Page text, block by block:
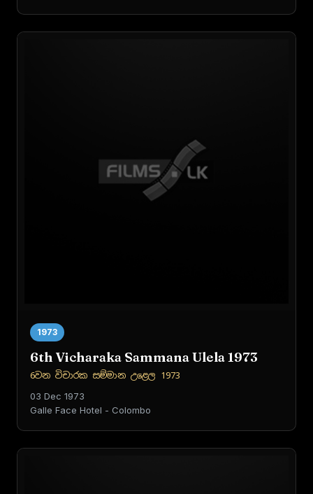
1973
6th Vicharaka Sammana Ulela 1973
6වන විචාරක සම්මාන උළෙල 1973
03 Dec 1973
Galle Face Hotel - Colombo